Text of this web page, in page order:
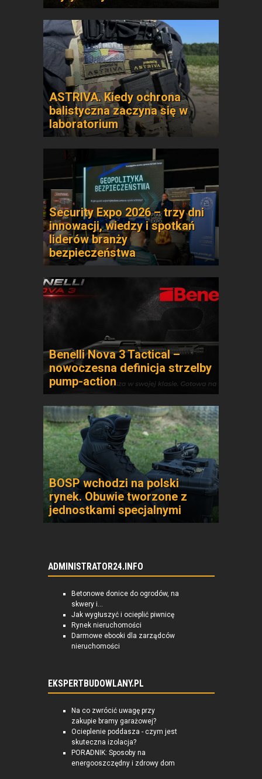
ASTRIVA. Kiedy ochrona
balistyczna zaczyna się w
laboratorium
Security Expo 2026 – trzy dni
innowacji, wiedzy i spotkań
liderów branży
bezpieczeństwa
Benelli Nova 3 Tactical –
nowoczesna definicja strzelby
pump-action
BOSP wchodzi na polski
rynek. Obuwie tworzone z
jednostkami specjalnymi
ADMINISTRATOR24.INFO
Betonowe donice do ogrodów, na
skwery i...
Jak wygłuszyć i ocieplić piwnicę
Rynek nieruchomości
Darmowe ebooki dla zarządców
nieruchomości
EKSPERTBUDOWLANY.PL
Na co zwrócić uwagę przy
zakupie bramy garażowej?
Ocieplenie poddasza - czym jest
skuteczna izolacja?
PORADNIK: Sposoby na
energooszczędny i zdrowy dom